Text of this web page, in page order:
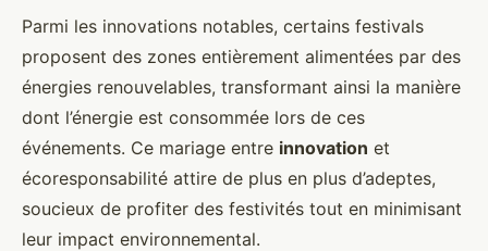
Parmi les innovations notables, certains festivals
proposent des zones entièrement alimentées par des
énergies renouvelables, transformant ainsi la manière
dont l’énergie est consommée lors de ces
événements. Ce mariage entre innovation et
écoresponsabilité attire de plus en plus d’adeptes,
soucieux de profiter des festivités tout en minimisant
leur impact environnemental.